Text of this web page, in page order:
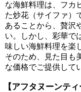
な海鮮料理は、フカ
た炒花（サイファ）
あることから、贅沢
い。しかし、彩華で
味しい海鮮料理を楽
そのため、見た目も
な価格でご提供して
【アフタヌーンテ